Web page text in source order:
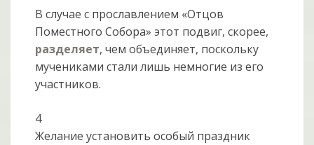
В случае с прославлением «Отцов
Поместного Собора» этот подвиг, скорее,
разделяет, чем объединяет, поскольку
мучениками стали лишь немногие из его
участников.
4
Желание установить особый праздник